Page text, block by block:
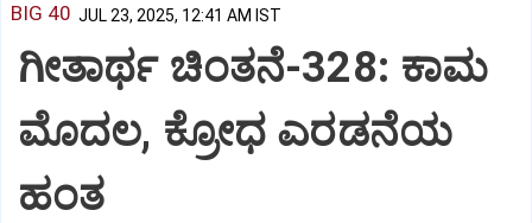
BIG 40 JUL 23, 2025, 12:41 AM IST
ಗೀತಾರ್ಥ ಚಿಂತನೆ-328: ಕಾಮ
ಮೊದಲ, ಕ್ರೋಧ ಎರಡನೆಯ
ಹಂತ